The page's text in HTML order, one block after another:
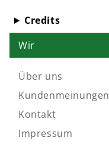
Credits
Wir
Über uns
Kundenmeinungen
Kontakt
Impressum